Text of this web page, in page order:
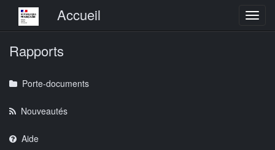
Menu principalAccueil
Rapports
Porte-documents
Nouveautés
Aide